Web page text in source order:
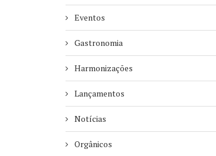
Eventos
Gastronomia
Harmonizações
Lançamentos
Notícias
Orgânicos